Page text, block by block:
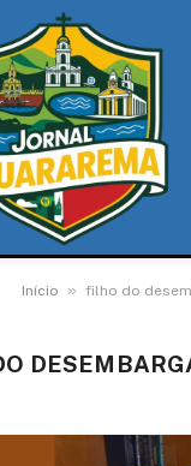
Início » filho do